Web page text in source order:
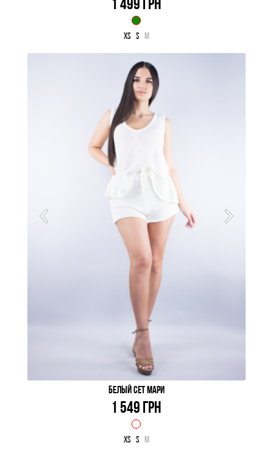
XS S M
БЕЛЫЙ СЕТ МАРИ
1 549 ГРН
XS S M